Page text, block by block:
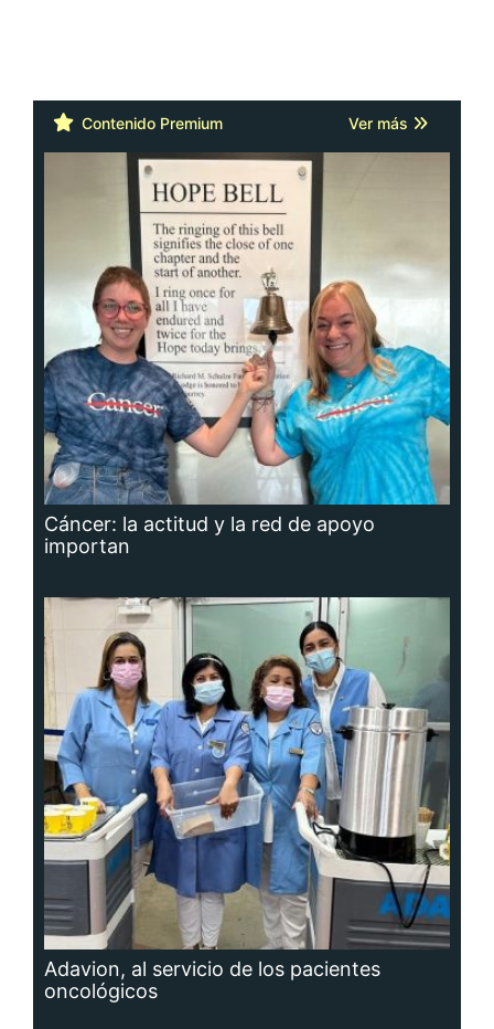
Contenido Premium Ver más
Cáncer: la actitud y la red de apoyo
importan
Adavion, al servicio de los pacientes
oncológicos